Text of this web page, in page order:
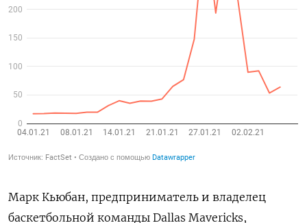
Марк Кьюбан, предприниматель и владелец
баскетбольной команды Dallas Mavericks,